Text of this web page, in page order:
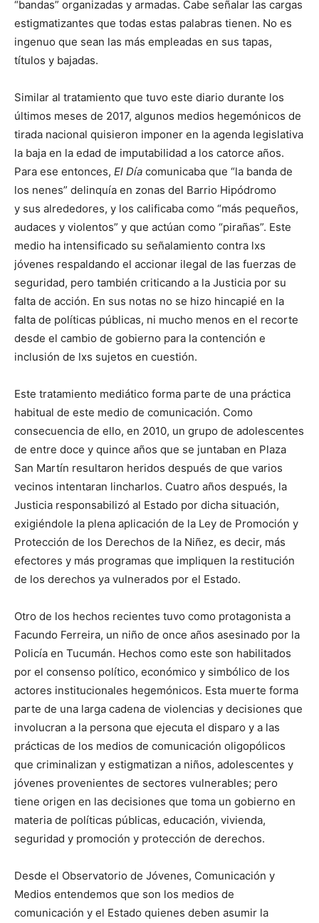
“bandas” organizadas y armadas. Cabe señalar las cargas
estigmatizantes que todas estas palabras tienen. No es
ingenuo que sean las más empleadas en sus tapas,
títulos y bajadas.
Similar al tratamiento que tuvo este diario durante los
últimos meses de 2017, algunos medios hegemónicos de
tirada nacional quisieron imponer en la agenda legislativa
la baja en la edad de imputabilidad a los catorce años.
Para ese entonces, El Día comunicaba que “la banda de
los nenes” delinquía en zonas del Barrio Hipódromo
y sus alrededores, y los calificaba como “más pequeños,
audaces y violentos” y que actúan como “pirañas”. Este
medio ha intensificado su señalamiento contra lxs
jóvenes respaldando el accionar ilegal de las fuerzas de
seguridad, pero también criticando a la Justicia por su
falta de acción. En sus notas no se hizo hincapié en la
falta de políticas públicas, ni mucho menos en el recorte
desde el cambio de gobierno para la contención e
inclusión de lxs sujetos en cuestión.
Este tratamiento mediático forma parte de una práctica
habitual de este medio de comunicación. Como
consecuencia de ello, en 2010, un grupo de adolescentes
de entre doce y quince años que se juntaban en Plaza
San Martín resultaron heridos después de que varios
vecinos intentaran lincharlos. Cuatro años después, la
Justicia responsabilizó al Estado por dicha situación,
exigiéndole la plena aplicación de la Ley de Promoción y
Protección de los Derechos de la Niñez, es decir, más
efectores y más programas que impliquen la restitución
de los derechos ya vulnerados por el Estado.
Otro de los hechos recientes tuvo como protagonista a
Facundo Ferreira, un niño de once años asesinado por la
Policía en Tucumán. Hechos como este son habilitados
por el consenso político, económico y simbólico de los
actores institucionales hegemónicos. Esta muerte forma
parte de una larga cadena de violencias y decisiones que
involucran a la persona que ejecuta el disparo y a las
prácticas de los medios de comunicación oligopólicos
que criminalizan y estigmatizan a niños, adolescentes y
jóvenes provenientes de sectores vulnerables; pero
tiene origen en las decisiones que toma un gobierno en
materia de políticas públicas, educación, vivienda,
seguridad y promoción y protección de derechos.
Desde el Observatorio de Jóvenes, Comunicación y
Medios entendemos que son los medios de
comunicación y el Estado quienes deben asumir la